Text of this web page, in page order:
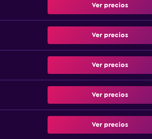
Ver precios
Ver precios
Ver precios
Ver precios
Ver precios